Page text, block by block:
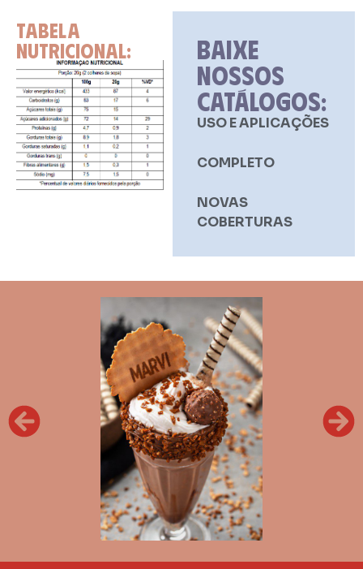
BAIXE
NOSSOS
CATÁLOGOS:
USO E APLICAÇÕES
COMPLETO
NOVAS
COBERTURAS
TABELA
NUTRICIONAL: